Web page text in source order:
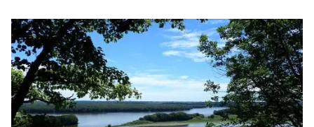
Wanderungen im Palisades State Park